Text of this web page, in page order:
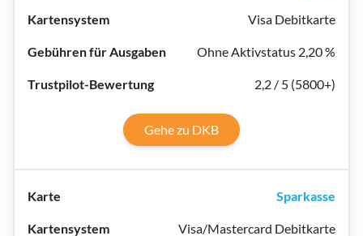
Visa Debitkarte
Ohne Aktivstatus 2,20 %
2,2 / 5 (5800+)
Gehe zu DKB
Sparkasse
Visa/Mastercard Debitkarte